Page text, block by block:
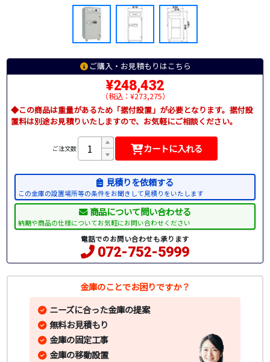
ご購入・お見積もりはこちら
¥248,432
（税込：¥273,275）
◆この商品は重量があるため「据付設置」が必要となります。据付設
置料は別途お見積りいたしますので、お気軽にご相談ください。
ご注文数 カートに入れる
見積りを依頼する
この金庫の設置場所等の条件をお聞きして見積りをいたします
商品について問い合わせる
納期や商品の仕様についてお気軽にお問い合わせください
電話でのお問い合わせも承ります
072-752-5999
金庫のことでお困りですか？
ニーズに合った金庫の提案
無料お見積もり
金庫の固定工事
金庫の移動設置